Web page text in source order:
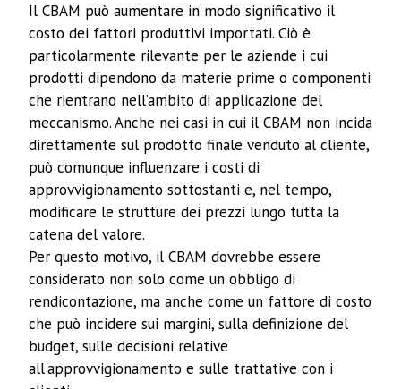
Il CBAM può aumentare in modo significativo il
costo dei fattori produttivi importati. Ciò è
particolarmente rilevante per le aziende i cui
prodotti dipendono da materie prime o componenti
che rientrano nell’ambito di applicazione del
meccanismo. Anche nei casi in cui il CBAM non incida
direttamente sul prodotto finale venduto al cliente,
può comunque influenzare i costi di
approvvigionamento sottostanti e, nel tempo,
modificare le strutture dei prezzi lungo tutta la
catena del valore.
Per questo motivo, il CBAM dovrebbe essere
considerato non solo come un obbligo di
rendicontazione, ma anche come un fattore di costo
che può incidere sui margini, sulla definizione del
budget, sulle decisioni relative
all'approvvigionamento e sulle trattative con i